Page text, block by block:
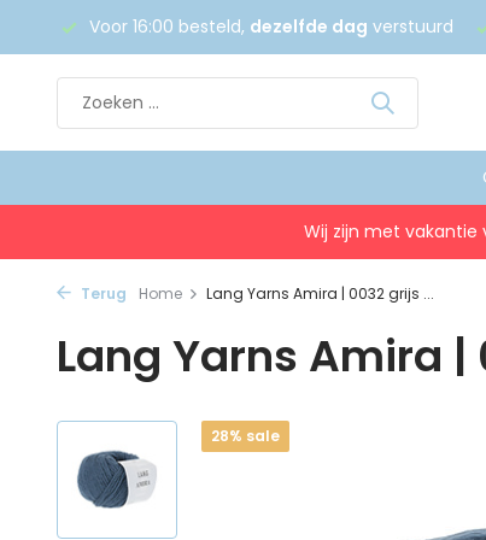
Voor 16:00 besteld, dezelfde dag verstuurd
Wij zijn met
Terug Home Lang Yarns Amira | 0032 grijs ...
Lang Yarns Amira
28% sale